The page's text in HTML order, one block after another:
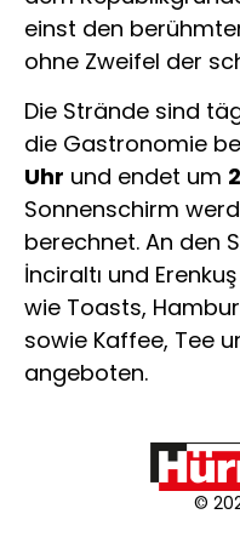
einst den
ohne Zweifel der
Die Strände sind
die Gastronomie
Uhr und endet um
Sonnenschirm
berechnet. An den
İnciraltı und
wie Toasts,
sowie Kaffee, Tee
angeboten.
©